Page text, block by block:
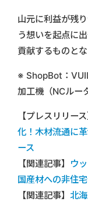
山元に利益が残
う想いを起点に
貢献するものと
※ ShopBot：
加工機（NCルー
【プレスリリース
化！木材流通に
ース
【関連記事】
ウ
国産材への非住
【関連記事】 北